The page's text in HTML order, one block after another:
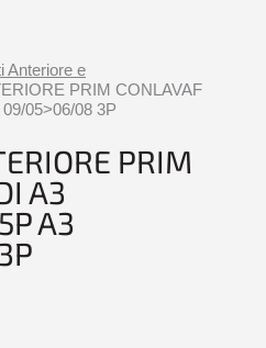
Anteriore e
PRIM CONLAVAF
05>06/08 3P
PRIM
A3
A3